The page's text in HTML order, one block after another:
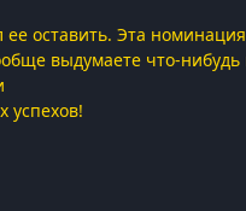
оставить. Эта
выдумаете что-
успехов!